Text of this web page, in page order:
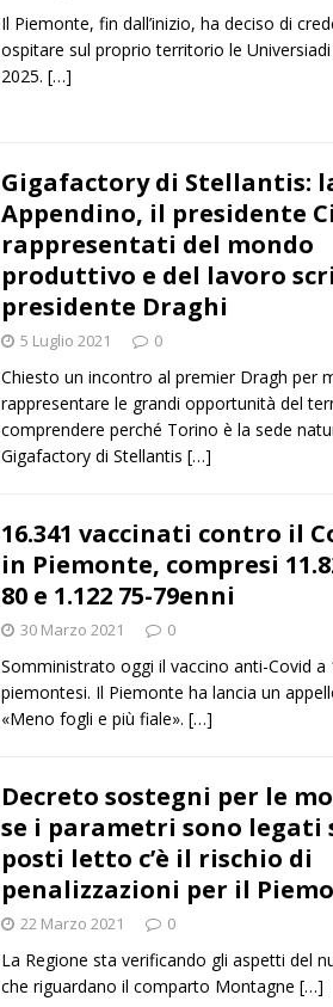
Il Piemonte, fin dall’inizio, ha deciso di
ospitare sul proprio territorio le Universiadi
2025. […]
Gigafactory di Stellantis:
Appendino, il presidente
rappresentati del mondo
produttivo e del lavoro
presidente Draghi
5 Luglio 2021 0
Chiesto un incontro al premier Dragh per
rappresentare le grandi opportunità del
comprendere perché Torino è la sede
Gigafactory di Stellantis […]
16.341 vaccinati contro il
in Piemonte, compresi
80 e 1.122 75-79enni
30 Marzo 2021 0
Somministrato oggi il vaccino anti-Covid a
piemontesi. Il Piemonte ha lancia un
«Meno fogli e più fiale». […]
Decreto sostegni per le
se i parametri sono legati
posti letto c’è il rischio di
penalizzazioni per il
22 Marzo 2021 0
La Regione sta verificando gli aspetti del
che riguardano il comparto Montagne […]